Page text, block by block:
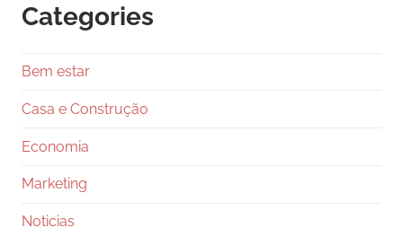
Categories
Bem estar
Casa e Construção
Economia
Marketing
Noticias